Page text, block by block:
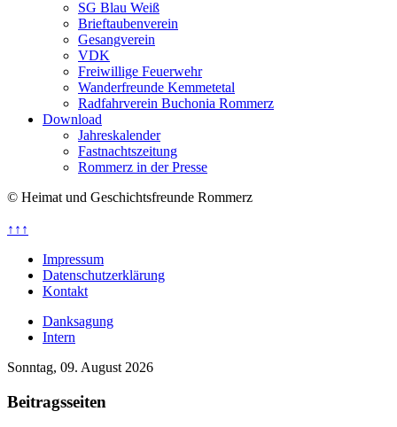
SG Blau Weiß
Brieftaubenverein
Gesangverein
VDK
Freiwillige Feuerwehr
Wanderfreunde Kemmetetal
Radfahrverein Buchonia Rommerz
Download
Jahreskalender
Fastnachtszeitung
Rommerz in der Presse
© Heimat und Geschichtsfreunde Rommerz
↑↑↑
Impressum
Datenschutzerklärung
Kontakt
Danksagung
Intern
Sonntag, 09. August 2026
Beitragsseiten